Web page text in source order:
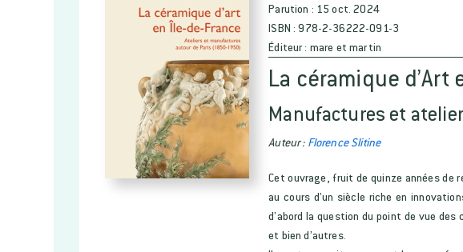
Parution : 15 oct. 2024
ISBN : 978-2-36222-091-3
Éditeur : mare et martin
La céramique d’Art
Manufactures et
Auteur : Florence Slitine
Cet ouvrage, fruit de quinze années de
au cours d’un siècle riche en
d’abord la question du point de vue
et bien d’autres.